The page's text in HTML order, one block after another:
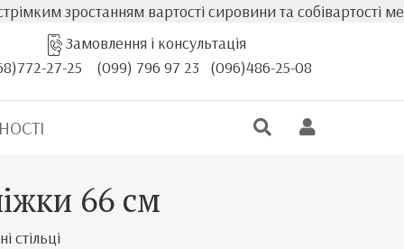
вартості сировини та собівартості меблів,
Замовлення і консультація
27-25
(099) 796 97 23 (096)486-25-08
66 см
стільці